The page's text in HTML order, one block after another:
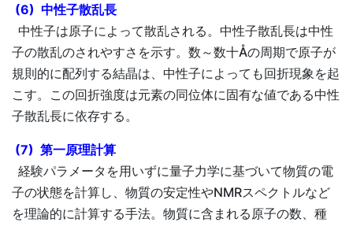
(6) 中性子散乱長
中性子は原子によって散乱される。中性子散乱長は中性
子の散乱のされやすさを示す。数～数十Åの周期で原子が
規則的に配列する結晶は、中性子によっても回折現象を起
こす。この回折強度は元素の同位体に固有な値である中性
子散乱長に依存する。
(7) 第一原理計算
経験パラメータを用いずに量子力学に基づいて物質の電
子の状態を計算し、物質の安定性やNMRスペクトルなど
を理論的に計算する手法。物質に含まれる原子の数、種